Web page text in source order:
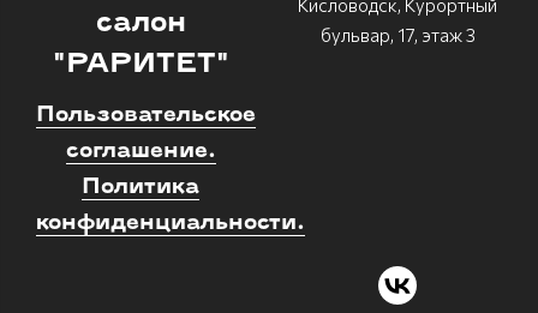
салон
"РАРИТЕТ"
Пользовательское
соглашение.
Политика
конфиденциальности.
Кисловодск, Курортный
бульвар, 17, этаж 3